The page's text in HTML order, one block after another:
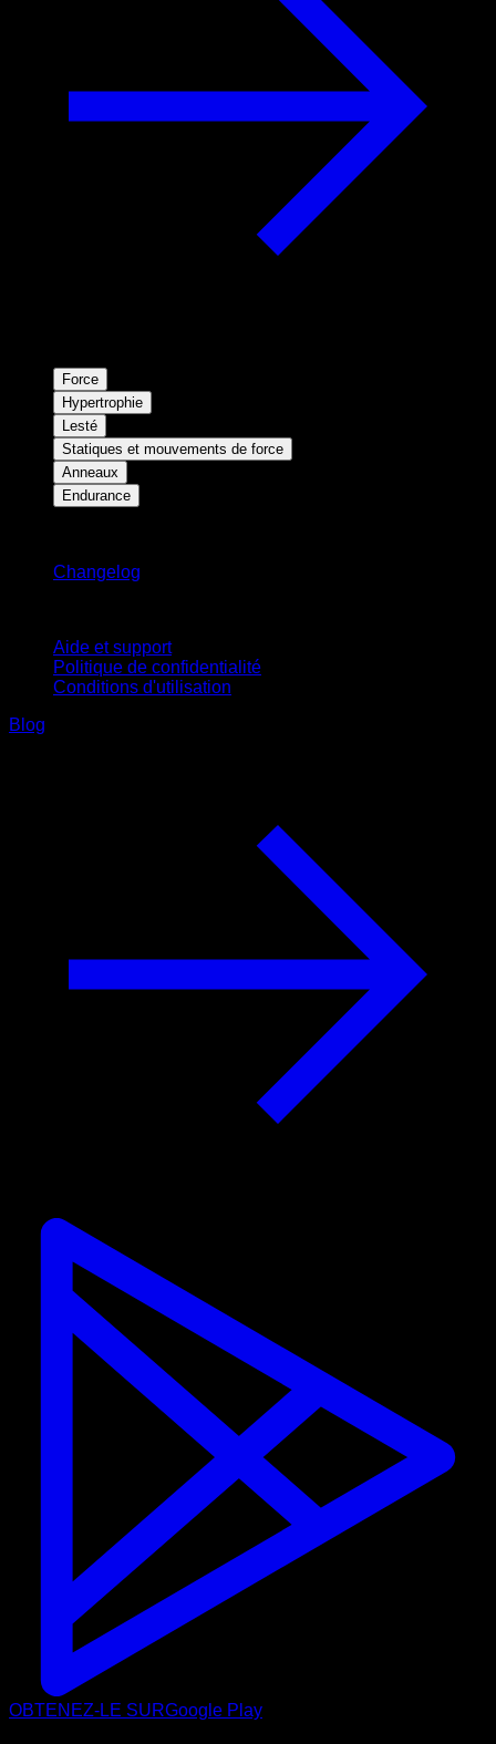
Force
Hypertrophie
Lesté
Statiques et mouvements de force
Anneaux
Endurance
Changelog
Aide et support
Politique de confidentialité
Conditions d'utilisation
Blog
OBTENEZ-LE SURGoogle Play